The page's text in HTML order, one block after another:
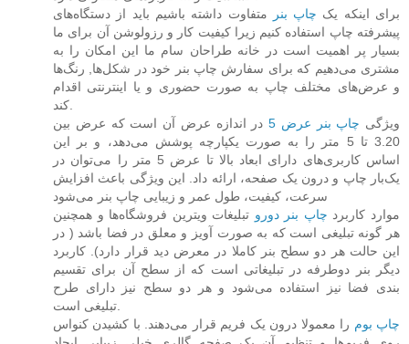
برای اینکه یک چاپ بنر
متفاوت داشته باشیم باید از دستگاه‌های
پیشرفته چاپ استفاده کنیم زیرا کیفیت کار و رزولوشن آن برای ما
بسیار پر اهمیت است در خانه طراحان سام ما این امکان را به
مشتری می‌دهیم که برای سفارش چاپ بنر خود در شکل‌ها, رنگ‌ها
و عرض‌های مختلف چاپ به صورت حضوری و یا اینترنتی اقدام
ویژگی چاپ بنر عرض 5
در اندازه عرض آن است که عرض بین
3.20 تا 5 متر را به صورت یکپارچه پوشش ‏می‌دهد، و بر این
اساس کاربری‌های دارای ابعاد بالا تا عرض 5 متر را می‌توان در
یک‌بار چاپ و درون یک صفحه، ‏ارائه داد. این ویژگی باعث افزایش
سرعت، کیفیت، طول عمر و زیبایی چاپ بنر می‌شود
موارد کاربرد چاپ بنر دورو تبلیغات ویترین فروشگاه‌ها و همچنین
هر گونه تبلیغی است که به صورت آویز و معلق در فضا باشد ( ‏در
این حالت هر دو سطح بنر کاملا در معرض دید قرار دارد). کاربرد
دیگر بنر دوطرفه در تبلیغاتی است که از سطح آن ‏برای تقسیم
بندی فضا نیز استفاده می‌شود و هر دو سطح نیز دارای طرح
چاپ بوم را معمولا درون یک فریم قرار می‌دهند. با کشیدن کنواس